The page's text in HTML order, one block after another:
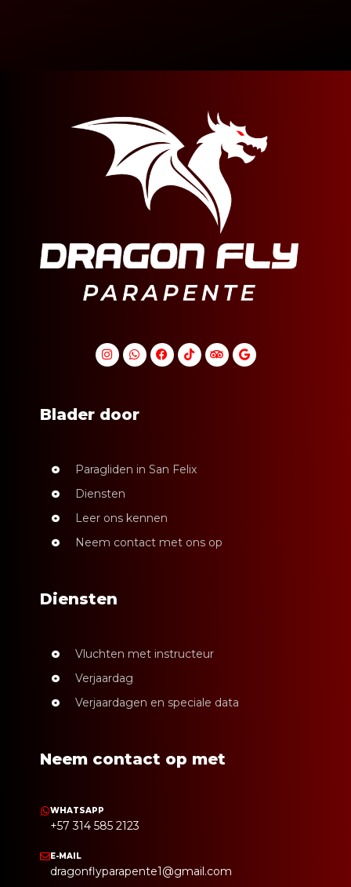
Blader door
Paragliden in San Felix
Diensten
Leer ons kennen
Neem contact met ons op
Diensten
Vluchten met instructeur
Verjaardag
Verjaardagen en speciale data
Neem contact op met
WHATSAPP
+57 314 585 2123
E-MAIL
dragonflyparapente1@gmail.com